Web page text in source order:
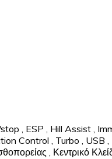
, ESP , Hill Assist ,
Control , Turbo , USB ,
, Κεντρικό